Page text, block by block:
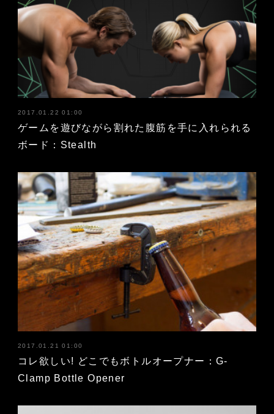
2017.01.22 01:00
ゲームを遊びながら割れた腹筋を手に入れられる
ボード：Stealth
2017.01.21 01:00
コレ欲しい! どこでもボトルオープナー：G-
Clamp Bottle Opener